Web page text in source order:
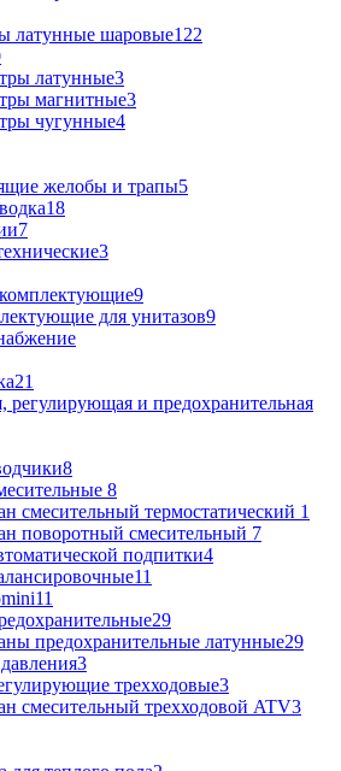
латунные шаровые122
латунные3
магнитные3
чугунные4
желобы и трапы5
18
7
3
9
для унитазов9
21
регулирующая и предохранительная
8
8
cмесительный термостатический 1
поворотный cмесительный 7
подпитки4
11
11
29
предохранительные латунные29
3
трехходовые3
смесительный трехходовой ATV3